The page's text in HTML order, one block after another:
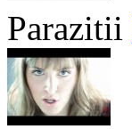
Parazitii